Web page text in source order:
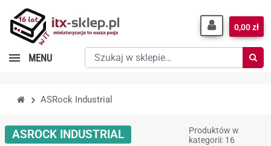
Szukaj
w
0,00 zł
MENU
ASRock Industrial
ASROCK INDUSTRIAL
Produktów w
kategorii: 16